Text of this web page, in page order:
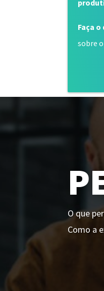
Faça
sobre
O que
Como a